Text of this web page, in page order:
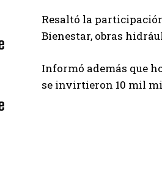
Resaltó la
Bienestar, obras
Informó además que
se invirtieron 10 mil